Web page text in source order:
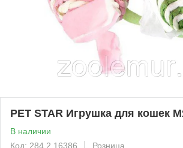
PET STAR Игрушка для кошек
В наличии
Код: 284.2.16386
Розница